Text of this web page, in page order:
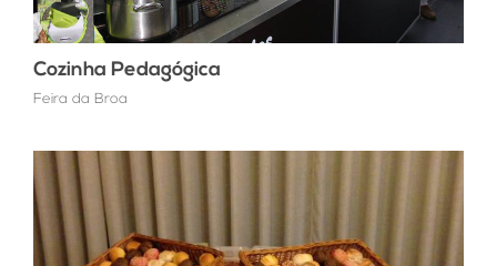
Cozinha Pedagógica
Feira da Broa